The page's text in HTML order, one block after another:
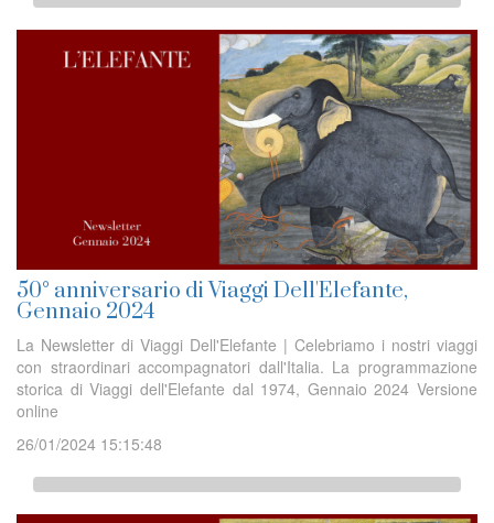
50° anniversario di Viaggi Dell'Elefante,
Gennaio 2024
La Newsletter di Viaggi Dell'Elefante | Celebriamo i nostri viaggi
con straordinari accompagnatori dall'Italia. La programmazione
storica di Viaggi dell'Elefante dal 1974, Gennaio 2024 Versione
online
26/01/2024 15:15:48